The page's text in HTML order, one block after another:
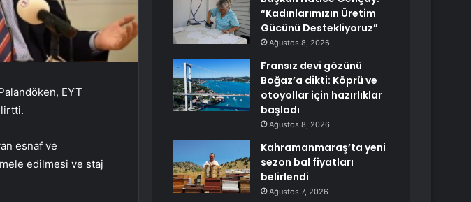
EYT
esnaf ve
edilmesi ve staj
“Kadınlarımızın Üretim
Gücünü Destekliyoruz”
Ağustos 8, 2026
Fransız devi gözünü
Boğaz’a dikti: Köprü ve
otoyollar için hazırlıklar
başladı
Ağustos 8, 2026
Kahramanmaraş’ta yeni
sezon bal fiyatları
belirlendi
Ağustos 7, 2026